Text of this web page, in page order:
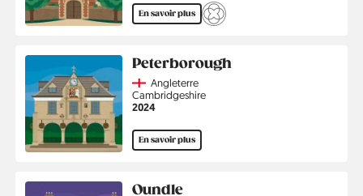
En savoir plus
Peterborough
CountryAngleterre
Région
Cambridgeshire
Année
2024
En savoir plus
Oundle